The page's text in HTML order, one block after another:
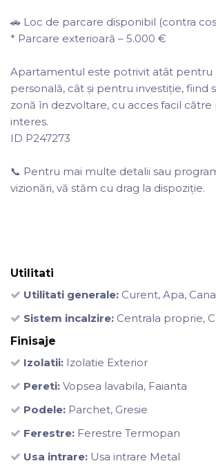
🚗 Loc de parcare disponibil (contra
* Parcare exterioară – 5.000 €
Apartamentul este potrivit atât pentru
personală, cât și pentru investiție, fiind
zonă în dezvoltare, cu acces facil
interes.
ID P247273
📞 Pentru mai multe detalii sau
vizionări, vă stăm cu drag la dispoziție.
Utilitati
Utilitati generale: Curent, Apa,
Sistem incalzire: Centrala proprie,
Finisaje
Izolatii: Izolatie Exterior
Pereti: Vopsea lavabila, Faianta
Podele: Parchet, Gresie
Ferestre: Ferestre Termopan
Usa intrare: Usa intrare Metal